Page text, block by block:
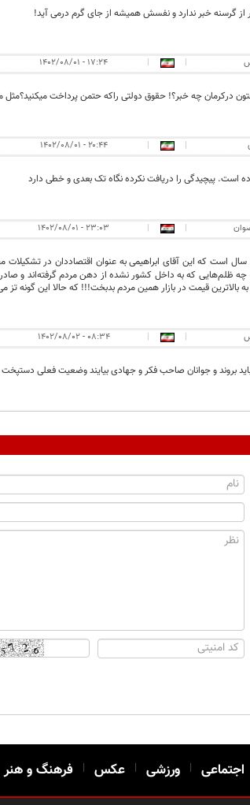
از گرسنه خبر ندارد و نفسش همیشه از جای گرم درمی آید!
|
| ۱۷:۲۴ - ۱۴۰۲/۰۸/۰۱
درکرمان چه خبر؟! حقوق دولتی راکه حتمن پرداخت میکنید؟مثل
|
| ۲۰:۴۴ - ۱۴۰۲/۰۸/۰۱
است. پیچیدگی را دریافت نکرده نگاه تک بعدی و خطی دارد
|
| ۲۳:۰۳ - ۱۴۰۲/۰۸/۰۱
سال است که این آقای ابراهیمی به عنوان اقتصاددان در
ظلم‌هایی که به داخل کشور نشده از دهن مردم گرفته‌اند و صادر
بالاترین قیمت در بازار همین مردم بدبخت!!! که حالا این گونه تز
|
| ۰۸:۳۴ - ۱۴۰۲/۰۸/۰۲
باید بروند و جوانان صاحب فکر و جهادی بیایند وضعیت فعلی
اجتماعی | ورزشی | عکس | فرهنگ و هنر